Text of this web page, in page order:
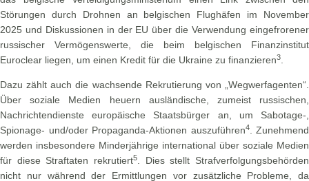
Störungen durch Drohnen an belgischen Flughäfen im November
2025 und Diskussionen in der EU über die Verwendung eingefrorener
russischer Vermögenswerte, die beim belgischen Finanzinstitut
Euroclear liegen, um einen Kredit für die Ukraine zu finanzieren3.
Dazu zählt auch die wachsende Rekrutierung von „Wegwerfagenten“.
Über soziale Medien heuern ausländische, zumeist russischen,
Nachrichtendienste europäische Staatsbürger an, um Sabotage-,
Spionage- und/oder Propaganda-Aktionen auszuführen4. Zunehmend
werden insbesondere Minderjährige international über soziale Medien
für diese Straftaten rekrutiert5. Dies stellt Strafverfolgungsbehörden
nicht nur während der Ermittlungen vor zusätzliche Probleme, da